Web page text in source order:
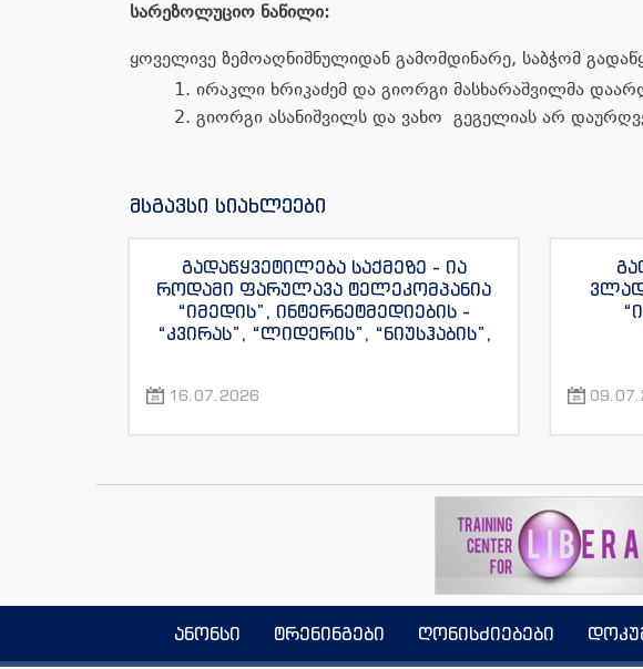
სარეზოლუციო ნაწილი:
ყოველივე ზემოაღნიშნულიდან გამომდინარე, საბჭომ
ირაკლი ხრიკაძემ და გიორგი მასხარაშვილმა
გიორგი ასანიშვილს და ვახო გეგელიას არ
მსგავსი სიახლეები
გადაწყვეტილება საქმეზე - ია
როდამი ფარულავა ტელეკომპანია
“იმედის”, ინტერნეტმედიების -
“კვირას”, “ლიდერის”, “ნიუსჰაბის”,
და “ექსკლუზივტივის”
16.07.2026
ანონსი ტრენინგები ღონისძიებები